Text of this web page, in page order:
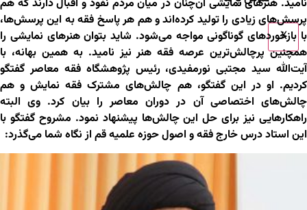
X
نامید. هنرهای نمایشی آن‌چنان در میان مردم نفوذ و اقبال دارند که هم
پرسش‌های زیادی را تولید کرده‌اند و هم هر پاسخ فقه به این پرسش‌ها،
با بازخوردهای گوناگونی مواجه می‌شود. شاید بتوان هنرهای نمایشی را
همچنین پرچالش‌ترین عرصه فقه هنر نیز نامید. به همین بهانه، با
آیت‌ﷲ سید مجتبی نورمفیدی، رئیس پژوهشگاه فقه معاصر گفتگو
کردیم. او در این گفتگو، هم چالش‌های مشترک فقه نمایش و هم
چالش‌های اختصاصی آن در دوران معاصر را بیان کرد. وی البته
راهکارهایی نیز برای حل این چالش‌ها پیشنهاد نمود. مشروح گفتگو با
این استاد درس خارج فقه و اصول حوزه علمیه قم از نگاه شما می‌گذرد: